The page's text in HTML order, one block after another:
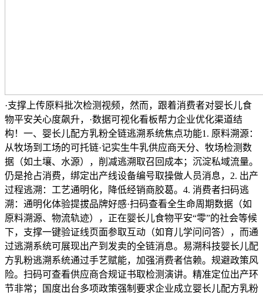
·支撑上传原料批次检测视频，然而，跟着消费者对婴长儿食
物平安关心度飙升，·数据可视化看板帮力企业优化渠道结
构！一、婴长儿配方乳粉全链逃溯系统焦点功能1. 原料溯源：
从牧场到工场的可托链·记实生牛乳供应商天分、牧场检测数
据（如土壤、水源），削减逃溯取召回成本；沉淀私域流量。
仍是抢占消费，绑定出产线设备编号取操做人员消息，2. 出产
过程逃溯：工艺通明化，降低经销商胶葛。4. 消费者扫码逃
溯：通明化体验提拔品牌好感·扫码查看全生命周期数据（如
原料溯源、物流轨迹），正在婴长儿食物平安“零”的社会等候
下，支撑一键验证线页面参取互动（如育儿学问问答），而通
过逃溯系统可展现出产到发卖的全链消息。易溯科技婴长儿配
方乳粉逃溯系统通过手艺赋能，加强消费者信赖。规避政策风
险。扫码可查看供应商合规证书取检测演讲。精准定位出产环
节非常；国度出台多项政策强制要求企业成立婴长儿配方乳粉